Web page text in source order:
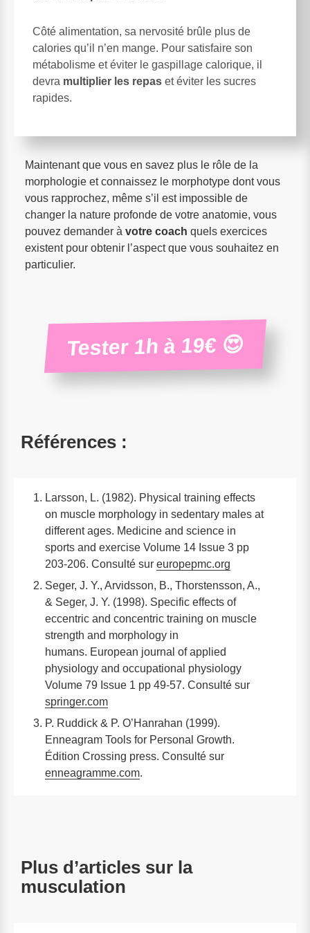
Côté alimentation, sa nervosité brûle plus de
calories qu’il n’en mange. Pour satisfaire son
métabolisme et éviter le gaspillage calorique, il
devra multiplier les repas et éviter les sucres
rapides.
Maintenant que vous en savez plus le rôle de la
morphologie et connaissez le morphotype dont vous
vous rapprochez, même s’il est impossible de
changer la nature profonde de votre anatomie, vous
pouvez demander à votre coach quels exercices
existent pour obtenir l’aspect que vous souhaitez en
particulier.
Tester 1h à 19€ 😍
Références :
Larsson, L. (1982). Physical training effects
on muscle morphology in sedentary males at
different ages. Medicine and science in
sports and exercise Volume 14 Issue 3 pp
203-206. Consulté sur europepmc.org
Seger, J. Y., Arvidsson, B., Thorstensson, A.,
& Seger, J. Y. (1998). Specific effects of
eccentric and concentric training on muscle
strength and morphology in
humans. European journal of applied
physiology and occupational physiology
Volume 79 Issue 1 pp 49-57. Consulté sur
springer.com
P. Ruddick & P. O’Hanrahan (1999).
Enneagram Tools for Personal Growth.
Édition Crossing press. Consulté sur
enneagramme.com.
Plus d’articles sur la
musculation